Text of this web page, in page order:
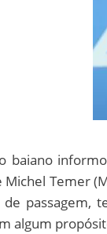
baiano
Temer
de passagem,
algum